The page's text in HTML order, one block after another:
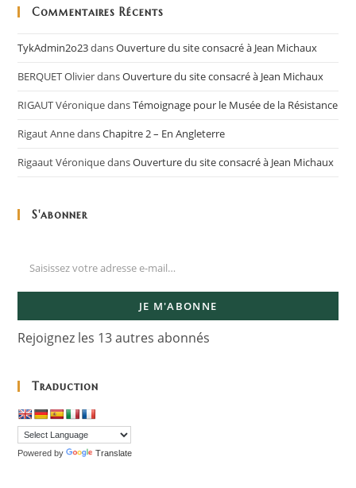
Commentaires Récents
TykAdmin2o23dansOuverture du site consacré à Jean Michaux
BERQUET OlivierdansOuverture du site consacré à Jean Michaux
RIGAUT VéroniquedansTémoignage pour le Musée de la Résistance
Rigaut AnnedansChapitre 2 – En Angleterre
Rigaaut VéroniquedansOuverture du site consacré à Jean Michaux
S'abonner
JE M'ABONNE
Rejoignez les 13 autres abonnés
Traduction
Powered by Translate